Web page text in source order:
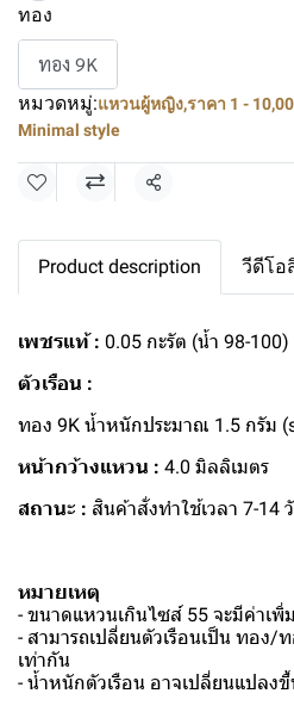
ทอง
ทอง 9K
หมวดหมู่:แหวนผู้หญิง,ราคา 1 -
Minimal style
แชร์
Product description วีดีโอ
เพชรแท้ : 0.05 กะรัต (น้ำ 98-100)
ตัวเรือน :
ทอง 9K น้ำหนักประมาณ 1.5 กรัม
หน้ากว้างแหวน : 4.0 มิลลิเมตร
สถานะ : สินค้าสั่งทำใช้เวลา 7-14
หมายเหตุ
- ขนาดแหวนเกินไซส์ 55 จะมีค่าเพิ่
- สามารถเปลี่ยนตัวเรือนเป็น ทอง/
เท่ากัน
- น้ำหนักตัวเรือน อาจเปลี่ยนแปล